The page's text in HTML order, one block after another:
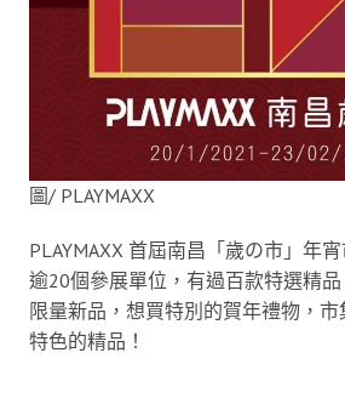
圖/ PLAYMAXX
PLAYMAXX 首屆南昌「歲の市」年
逾20個參展單位，有過百款特選精
限量新品，想買特別的賀年禮物，
特色的精品！